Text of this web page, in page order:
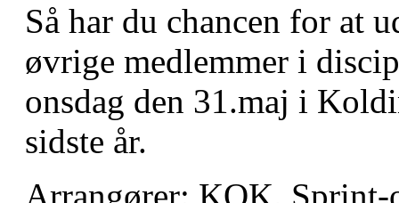
Så har du chancen for at
øvrige medlemmer i
onsdag den 31.maj i
sidste år.
Arrangører: KOK. Sprint-